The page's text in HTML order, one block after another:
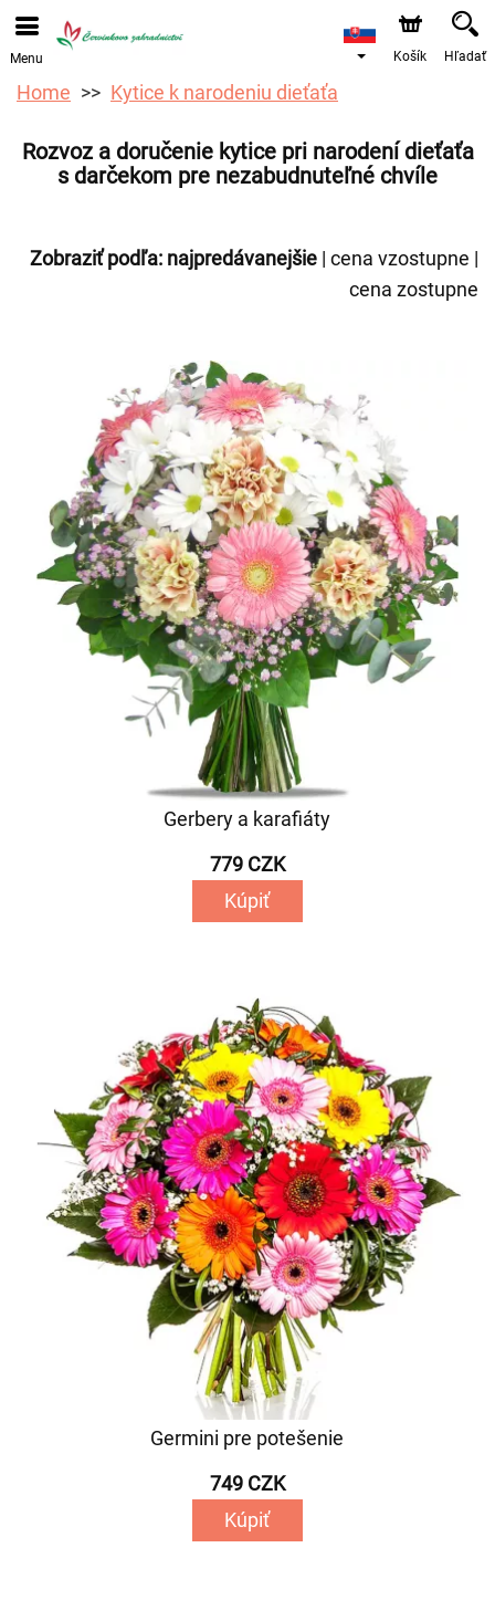
Objednávky prijímame prostredníctvom nášho e-shopu.
Najskorší možný termín doručenia je od 12.8.2026 z
Menu Košík Hľadať
Home Kytice k narodeniu dieťaťa
Rozvoz a doručenie kytice pri narodení dieťaťa
s darčekom pre nezabudnuteľné chvíle
Zobraziť podľa: najpredávanejšie | cena vzostupne |
cena zostupne
Gerbery a karafiáty
779 CZK
Kúpiť
Germini pre potešenie
749 CZK
Kúpiť